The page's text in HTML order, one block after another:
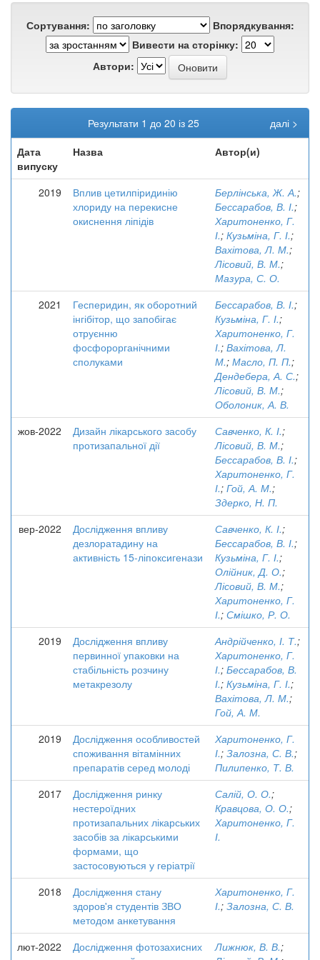
Сортування:
Впорядкування:
Вивести на сторінку:
Автори:
Результати 1 до 20 із 25
далі >
Дата
випуску
Назва Автор(и)
2019
Вплив цетилпіридинію
хлориду на перекисне
окиснення ліпідів
Берлінська, Ж. А.;
Бессарабов, В. І.;
Харитоненко, Г.
І.; Кузьміна, Г. І.;
Вахітова, Л. М.;
Лісовий, В. М.;
Мазура, С. О.
2021
Гесперидин, як оборотний
інгібітор, що запобігає
отруєнню
фосфорорганічними
сполуками
Бессарабов, В. І.;
Кузьміна, Г. І.;
Харитоненко, Г.
І.; Вахітова, Л.
М.; Масло, П. П.;
Дендебера, А. С.;
Лісовий, В. М.;
Оболоник, А. В.
жов-2022
Дизайн лікарського засобу
протизапальної дії
Савченко, К. І.;
Лісовий, В. М.;
Бессарабов, В. І.;
Харитоненко, Г.
І.; Гой, А. М.;
Здерко, Н. П.
вер-2022
Дослідження впливу
дезлоратадину на
активність 15-ліпоксигенази
Савченко, К. І.;
Бессарабов, В. І.;
Кузьміна, Г. І.;
Олійник, Д. О.;
Лісовий, В. М.;
Харитоненко, Г.
І.; Смішко, Р. О.
2019
Дослідження впливу
первинної упаковки на
стабільність розчину
метакрезолу
Андрійченко, І. Т.;
Харитоненко, Г.
І.; Бессарабов, В.
І.; Кузьміна, Г. І.;
Вахітова, Л. М.;
Гой, А. М.
2019
Дослідження особливостей
споживання вітамінних
препаратів серед молоді
Харитоненко, Г.
І.; Залозна, С. В.;
Пилипенко, Т. В.
2017
Дослідження ринку
нестероїдних
протизапальних лікарських
засобів за лікарськими
формами, що
застосовуються у геріатрії
Салій, О. О.;
Кравцова, О. О.;
Харитоненко, Г.
І.
2018
Дослідження стану
здоров'я студентів ЗВО
методом анкетування
Харитоненко, Г.
І.; Залозна, С. В.
лют-2022
Дослідження фотозахисних
Лижнюк, В. В.;